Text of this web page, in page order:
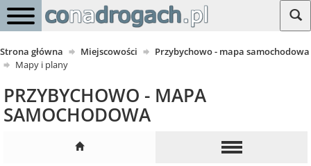
Strona główna Miejscowości
Przybychowo - mapa samochodowa
Mapy i plany
PRZYBYCHOWO - MAPA
SAMOCHODOWA